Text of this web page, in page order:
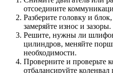
отсоедините
Разберите головку и
замеряйте износ и зазоры.
Решите, нужны ли
цилиндров, меняйте
необходимости.
Проверните и проверьте
отбалансируйте